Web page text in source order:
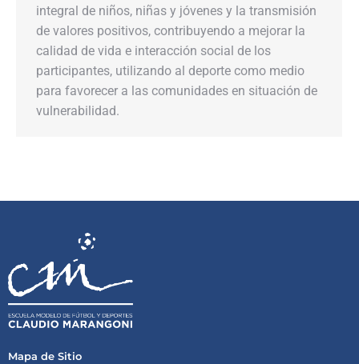
integral de niños, niñas y jóvenes y la transmisión
de valores positivos, contribuyendo a mejorar la
calidad de vida e interacción social de los
participantes, utilizando al deporte como medio
para favorecer a las comunidades en situación de
vulnerabilidad.
Mapa de Sitio